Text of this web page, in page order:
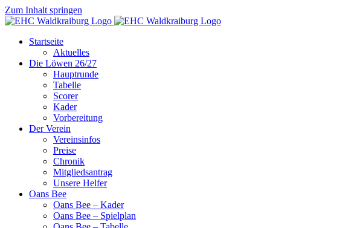
Zum Inhalt springen
Startseite
Aktuelles
Die Löwen 26/27
Hauptrunde
Tabelle
Scorer
Kader
Vorbereitung
Der Verein
Vereinsinfos
Preise
Chronik
Mitgliedsantrag
Unsere Helfer
Oans Bee
Oans Bee – Kader
Oans Bee – Spielplan